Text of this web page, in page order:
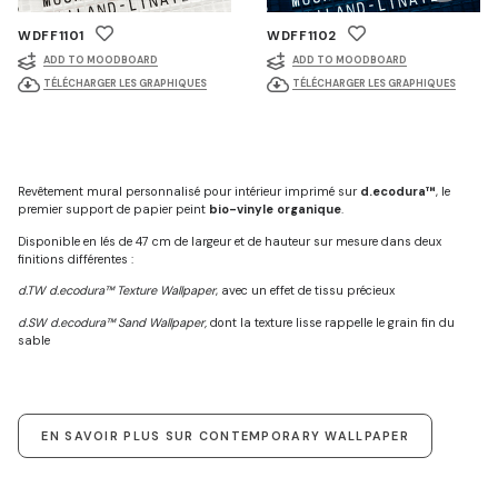
WDFF1101
ADD TO MOODBOARD
TÉLÉCHARGER LES GRAPHIQUES
WDFF1102
ADD TO MOODBOARD
TÉLÉCHARGER LES GRAPHIQUES
Revêtement mural personnalisé pour intérieur imprimé sur d.ecodura™, le
premier support de papier peint bio-vinyle organique.
Disponible en lés de 47 cm de largeur et de hauteur sur mesure dans deux
finitions différentes :
d.TW d.ecodura™ Texture Wallpaper, avec un effet de tissu précieux
d.SW d.ecodura™ Sand Wallpaper, dont la texture lisse rappelle le grain fin du
sable
EN SAVOIR PLUS SUR CONTEMPORARY WALLPAPER